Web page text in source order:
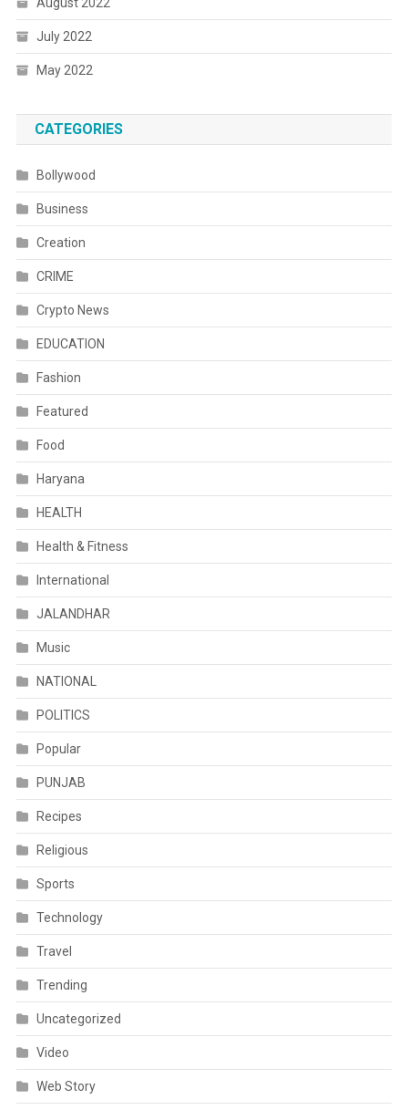
July 2022
May 2022
CATEGORIES
Bollywood
Business
Creation
CRIME
Crypto News
EDUCATION
Fashion
Featured
Food
Haryana
HEALTH
Health & Fitness
International
JALANDHAR
Music
NATIONAL
POLITICS
Popular
PUNJAB
Recipes
Religious
Sports
Technology
Travel
Trending
Uncategorized
Video
Web Story